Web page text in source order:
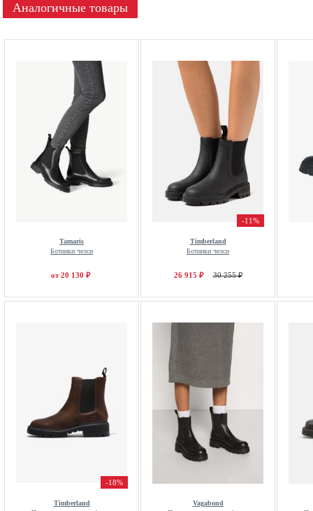
Аналогичные товары
Tamaris
Ботинки челси
от 20 130 ₽
-11%
Timberland
Ботинки челси
26 915 ₽ 30 255 ₽
-18%
Timberland
Vagabond